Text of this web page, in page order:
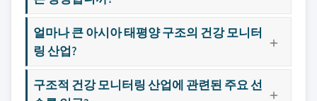
얼마나 큰 아시아 태평양 구조의 건강 모니터
링 산업?
구조적 건강 모니터링 산업에 관련된 주요 선